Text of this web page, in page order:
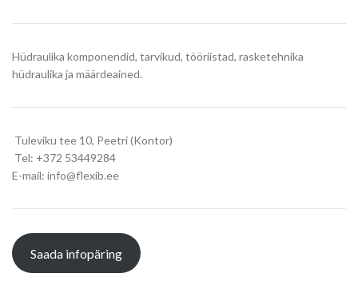
Hüdraulika komponendid, tarvikud, tööriistad, rasketehnika
hüdraulika ja määrdeained.
Tuleviku tee 10, Peetri (Kontor)
Tel: +372 53449284
E-mail: info@flexib.ee
Saada infopäring